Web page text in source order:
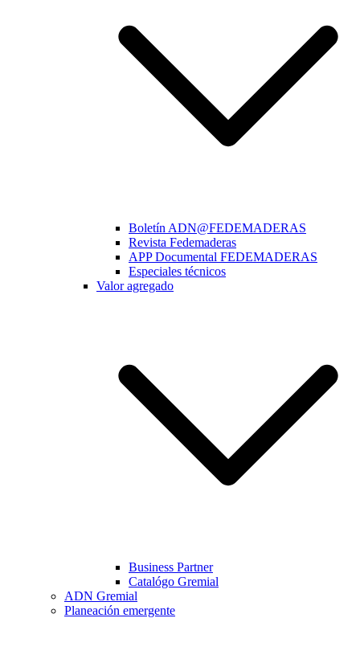
Boletín ADN@FEDEMADERAS
Revista Fedemaderas
APP Documental FEDEMADERAS
Especiales técnicos
Valor agregado
Business Partner
Catalógo Gremial
ADN Gremial
Planeación emergente